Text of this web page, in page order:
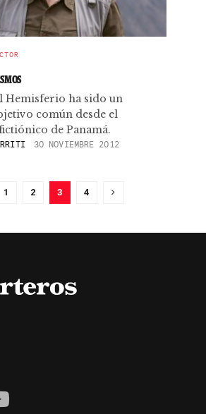
Hemisferio ha sido un
común desde el
de Panamá.
30 NOVIEMBRE 2012
1 2 3 4